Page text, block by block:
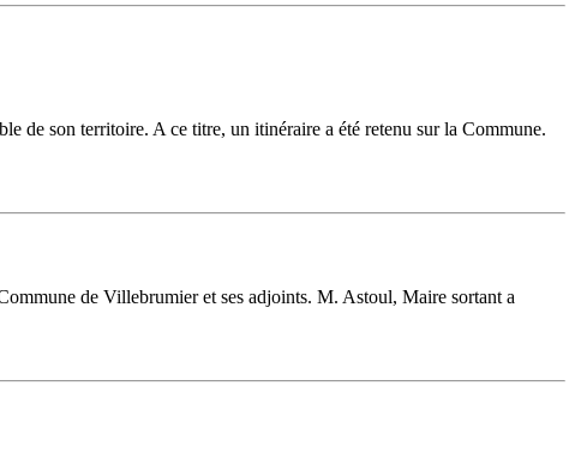
de son territoire. A ce titre, un itinéraire a été retenu sur la Commune.
de Villebrumier et ses adjoints. M. Astoul, Maire sortant a